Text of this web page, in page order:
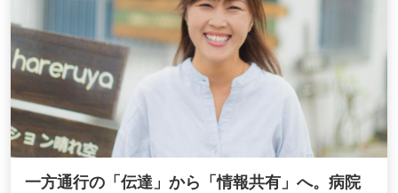
一方通行の「伝達」から「情報共有」へ。病院